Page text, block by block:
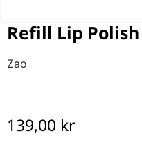
Refill Lip
Zao
139,00 kr